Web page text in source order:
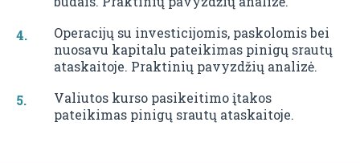
Operacijų su investicijomis, paskolomis bei
nuosavu kapitalu pateikimas pinigų srautų
ataskaitoje. Praktinių pavyzdžių analizė.
Valiutos kurso pasikeitimo įtakos
pateikimas pinigų srautų ataskaitoje.